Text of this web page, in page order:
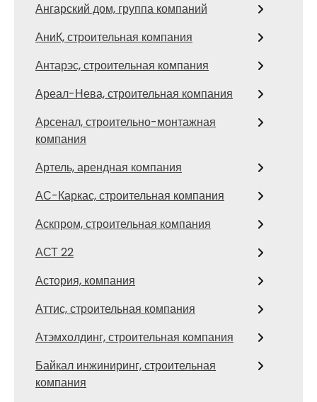
Ангарский дом, группа компаний
АниК, строительная компания
Антарэс, строительная компания
Ареал-Нева, строительная компания
Арсенал, строительно-монтажная
компания
Артель, арендная компания
АС-Каркас, строительная компания
Аскпром, строительная компания
АСТ 22
Астория, компания
Аттис, строительная компания
Атэмхолдинг, строительная компания
Байкал инжиниринг, строительная
компания